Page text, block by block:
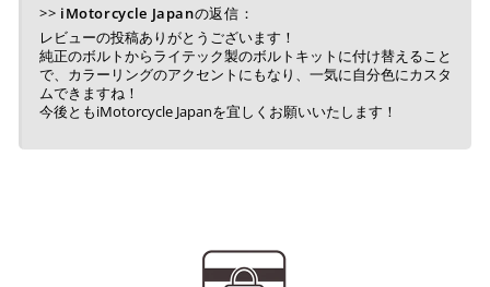
楽天ポイントが貯まる・使える！「簡単」「あんしん」
「お得」な楽天ペイをご利用ください。
※ 楽天ポイントが貯まるのは楽天カード・楽天ポイン
ト・楽天ペイ残高でのお支払いに限ります。
配送会社について
ヤマト運輸になります。 配送会社の指定はできかねます。
>> iMotorcycle Japanの返信：
レビューの投稿ありがとうございます！
純正のボルトからライテック製のボルトキットに付け替えること
で、カラーリングのアクセントにもなり、一気に自分色にカスタ
ムできますね！
今後ともiMotorcycle Japanを宜しくお願いいたします！